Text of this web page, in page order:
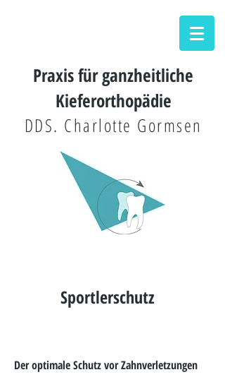
Praxis für ganzheitliche
Kieferorthopädie
DDS. Charlotte Gormsen
Sportlerschutz
Der optimale Schutz vor Zahnverletzungen